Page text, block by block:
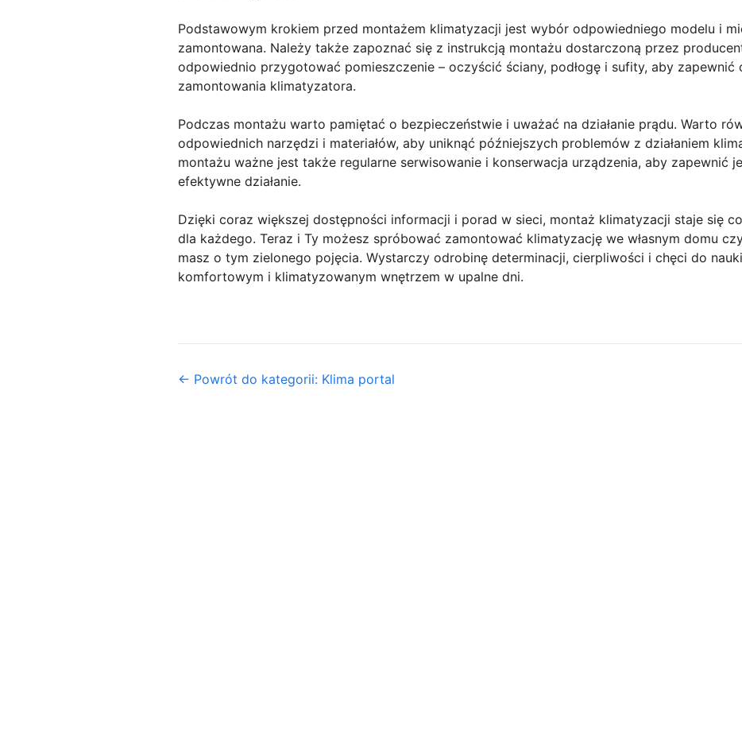
Podstawowym krokiem przed montażem klimatyzacji jest wybór odpowiedniego modelu i
zamontowana. Należy także zapoznać się z instrukcją montażu dostarczoną przez
odpowiednio przygotować pomieszczenie – oczyścić ściany, podłogę i sufity, aby zapewnić
zamontowania klimatyzatora.
Podczas montażu warto pamiętać o bezpieczeństwie i uważać na działanie prądu. Warto
odpowiednich narzędzi i materiałów, aby uniknąć późniejszych problemów z działaniem
montażu ważne jest także regularne serwisowanie i konserwacja urządzenia, aby zapewnić
efektywne działanie.
Dzięki coraz większej dostępności informacji i porad w sieci, montaż klimatyzacji staje się
dla każdego. Teraz i Ty możesz spróbować zamontować klimatyzację we własnym domu
masz o tym zielonego pojęcia. Wystarczy odrobinę determinacji, cierpliwości i chęci do
komfortowym i klimatyzowanym wnętrzem w upalne dni.
← Powrót do kategorii: Klima portal